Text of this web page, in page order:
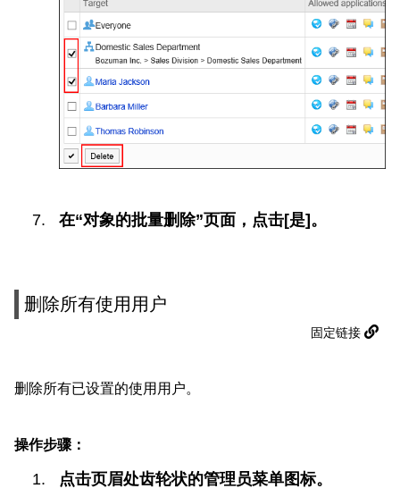
在“对象的批量删除”页面，点击[是]。
删除所有使用用户
固定链接
删除所有已设置的使用用户。
操作步骤：
点击页眉处齿轮状的管理员菜单图标。